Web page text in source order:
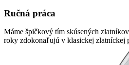
Ručná práca
Máme špičkový tím skúsených
roky zdokonaľujú v klasickej zlatníckej